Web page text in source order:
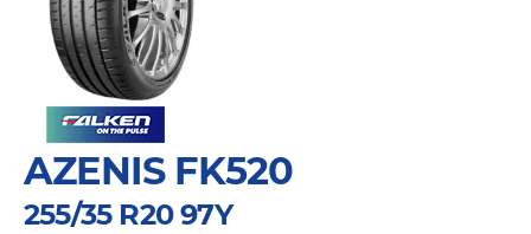
AZENIS FK520
255/35 R20 97Y